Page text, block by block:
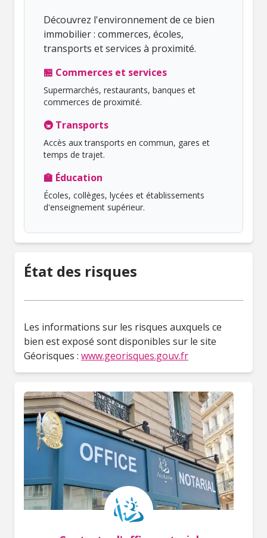
Découvrez l'environnement de ce bien
immobilier : commerces, écoles,
transports et services à proximité.
🏪 Commerces et services
Supermarchés, restaurants, banques et
commerces de proximité.
🚇 Transports
Accès aux transports en commun, gares et
temps de trajet.
🏫 Éducation
Écoles, collèges, lycées et établissements
d'enseignement supérieur.
État des risques
Les informations sur les risques auxquels ce
bien est exposé sont disponibles sur le site
Géorisques : www.georisques.gouv.fr